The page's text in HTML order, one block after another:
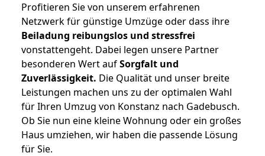
Profitieren Sie von unserem erfahrenen
Netzwerk für günstige Umzüge oder dass ihre
Beiladung reibungslos und stressfrei
vonstattengeht. Dabei legen unsere Partner
besonderen Wert aufSorgfalt und
Zuverlässigkeit. Die Qualität und unser breite
Leistungen machen uns zu der optimalen Wahl
für Ihren Umzug von Konstanz nach Gadebusch.
Ob Sie nun eine kleine Wohnung oder ein großes
Haus umziehen, wir haben die passende Lösung
für Sie.